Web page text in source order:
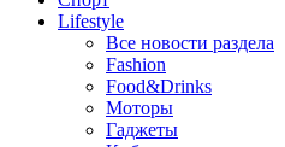
Lifestyle
Все новости раздела
Fashion
Food&Drinks
Моторы
Гаджеты